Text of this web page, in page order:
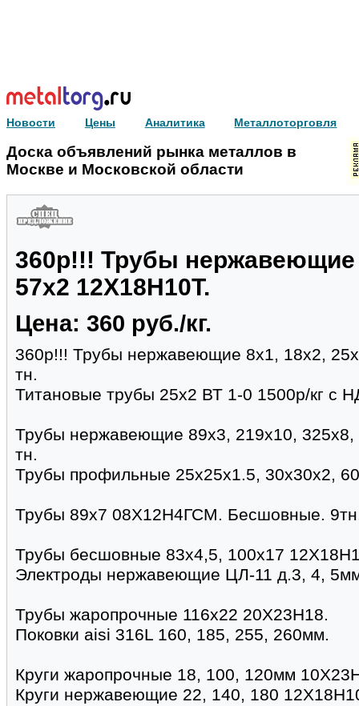
Новости Цены Аналитика Металлоторговля
Доска объявлений рынка металлов в
Москве и Московской области
360р!!! Трубы нержавеющие
57х2 12Х18Н10Т.
Цена: 360 руб./кг.
360р!!! Трубы нержавеющие 8х1, 18х2,
тн.
Титановые трубы 25х2 ВТ 1-0 1500р/кг с
Трубы нержавеющие 89х3, 219х10,
тн.
Трубы профильные 25х25х1.5, 30х30х2,
Трубы 89х7 08Х12Н4ГСМ. Бесшовные.
Трубы бесшовные 83х4,5, 100х17
Электроды нержавеющие ЦЛ-11 д.3, 4,
Трубы жаропрочные 116х22 20Х23Н18.
Поковки aisi 316L 160, 185, 255, 260мм.
Круги жаропрочные 18, 100, 120мм
Круги нержавеющие 22, 140, 180